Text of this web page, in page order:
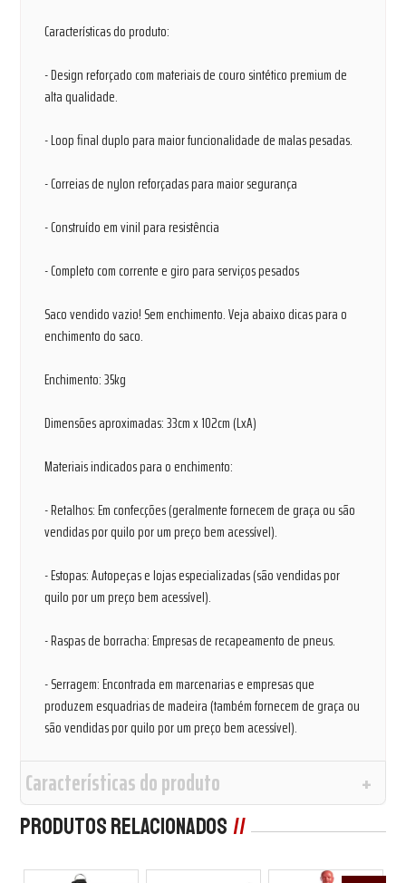
Características do produto:
- Design reforçado com materiais de couro sintético premium de
alta qualidade.
- Loop final duplo para maior funcionalidade de malas pesadas.
- Correias de nylon reforçadas para maior segurança
- Construído em vinil para resistência
- Completo com corrente e giro para serviços pesados
Saco vendido vazio! Sem enchimento. Veja abaixo dicas para o
enchimento do saco.
Enchimento: 35kg
Dimensões aproximadas: 33cm x 102cm (LxA)
Materiais indicados para o enchimento:
- Retalhos: Em confecções (geralmente fornecem de graça ou são
vendidas por quilo por um preço bem acessível).
- Estopas: Autopeças e lojas especializadas (são vendidas por
quilo por um preço bem acessível).
- Raspas de borracha: Empresas de recapeamento de pneus.
- Serragem: Encontrada em marcenarias e empresas que
produzem esquadrias de madeira (também fornecem de graça ou
são vendidas por quilo por um preço bem acessível).
Características do produto
Produtos Relacionados